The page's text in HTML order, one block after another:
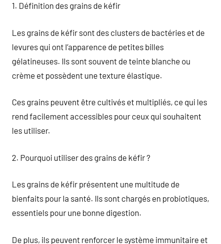
1. Définition des grains de kéfir
Les grains de kéfir sont des clusters de bactéries et de
levures qui ont l’apparence de petites billes
gélatineuses. Ils sont souvent de teinte blanche ou
crème et possèdent une texture élastique.
Ces grains peuvent être cultivés et multipliés, ce qui les
rend facilement accessibles pour ceux qui souhaitent
les utiliser.
2. Pourquoi utiliser des grains de kéfir ?
Les grains de kéfir présentent une multitude de
bienfaits pour la santé. Ils sont chargés en probiotiques,
essentiels pour une bonne digestion.
De plus, ils peuvent renforcer le système immunitaire et